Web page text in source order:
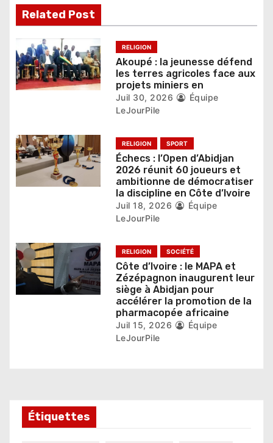
e
l
’
a
t
i
c
Related Post
RELIGION
Akoupé : la jeunesse défend
les terres agricoles face aux
projets miniers en
Juil 30, 2026
Équipe
LeJourPile
RELIGION SPORT
Échecs : l’Open d’Abidjan
2026 réunit 60 joueurs et
ambitionne de démocratiser
la discipline en Côte d’Ivoire
Juil 18, 2026
Équipe
LeJourPile
RELIGION SOCIÉTÉ
Côte d’Ivoire : le MAPA et
Zézépagnon inaugurent leur
siège à Abidjan pour
accélérer la promotion de la
pharmacopée africaine
Juil 15, 2026
Équipe
LeJourPile
Étiquettes